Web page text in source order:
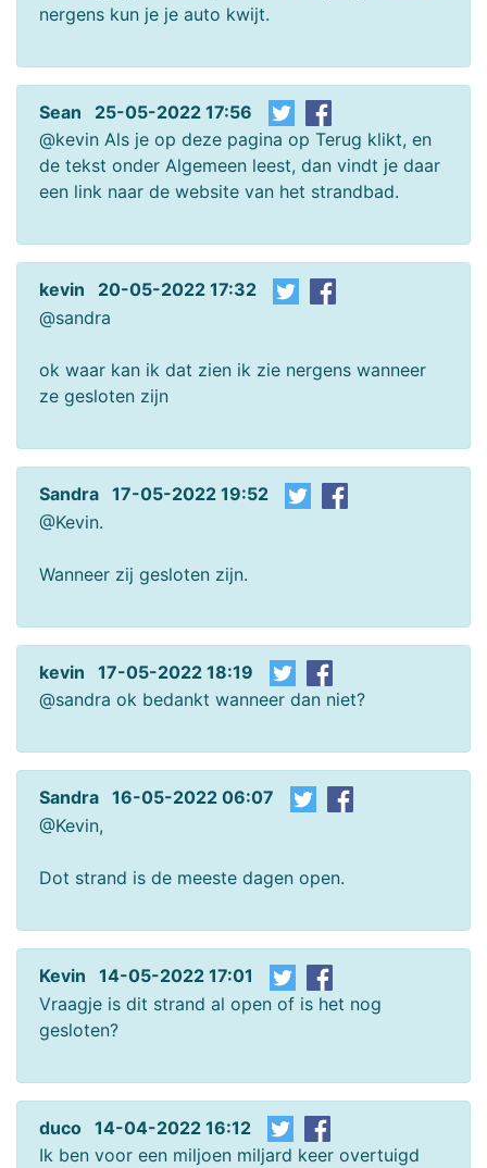
nergens kun je je auto kwijt.
Sean 25-05-2022 17:56
@kevin Als je op deze pagina op Terug klikt, en
de tekst onder Algemeen leest, dan vindt je daar
een link naar de website van het strandbad.
kevin 20-05-2022 17:32
@sandra
ok waar kan ik dat zien ik zie nergens wanneer
ze gesloten zijn
Sandra 17-05-2022 19:52
@Kevin.
Wanneer zij gesloten zijn.
kevin 17-05-2022 18:19
@sandra ok bedankt wanneer dan niet?
Sandra 16-05-2022 06:07
@Kevin,
Dot strand is de meeste dagen open.
Kevin 14-05-2022 17:01
Vraagje is dit strand al open of is het nog
gesloten?
duco 14-04-2022 16:12
Ik ben voor een miljoen miljard keer overtuigd